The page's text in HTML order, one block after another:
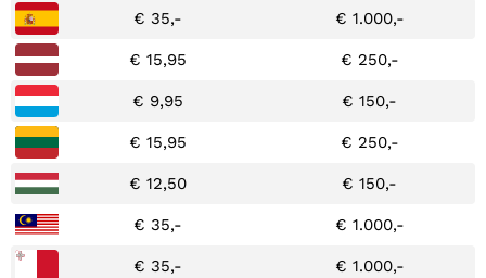
€ 35,- € 1.000,-
€ 15,95 € 250,-
€ 9,95 € 150,-
€ 15,95 € 250,-
€ 12,50 € 150,-
€ 35,- € 1.000,-
€ 35,- € 1.000,-